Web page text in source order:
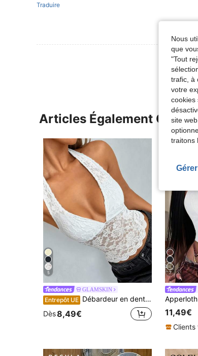
Traduire
Articles Également
5
GLAMSKIN
Entrepôt UE Débardeur en dentelle moulant tricoté pour femmes Vaiaye, t-shirt col V de couleur unie pour un port quotidien, blanc décontracté pour le printemps/été
Dès8,49€
7
11,49€
Clients
Nous
que
"Tout
trafic, à
votre
cookies
site
traitons